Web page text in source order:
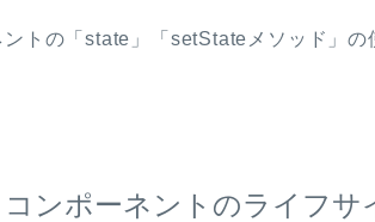
トの「state」「setStateメソッド」の
ンポーネントのライフサ